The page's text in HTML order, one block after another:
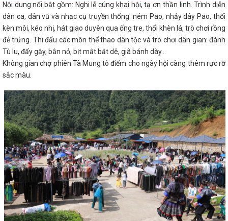
Nội dung nổi bật gồm: Nghi lễ cúng khai hội, tạ ơn thần linh. Trình diễn
dân ca, dân vũ và nhạc cụ truyền thống: ném Pao, nhảy dây Pao, thổi
kèn môi, kéo nhị, hát giao duyên qua ống tre, thổi khèn lá, trò chơi rồng
đẻ trứng. Thi đấu các môn thể thao dân tộc và trò chơi dân gian: đánh
Tù lu, đẩy gậy, bắn nỏ, bịt mắt bắt dê, giã bánh dày…
Không gian chợ phiên Tà Mung tô điểm cho ngày hội càng thêm rực rỡ
sắc màu.